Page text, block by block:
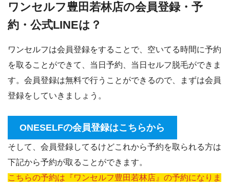
ワンセルフ豊田若林店の会員登録・予
約・公式LINEは？
ワンセルフは会員登録をすることで、空いてる時間に予約
を取ることができて、当日予約、当日セルフ脱毛ができま
す。会員登録は無料で行うことができるので、まずは会員
登録をしていきましょう。
ONESELFの会員登録はこちらから
そして、会員登録してるけどこれから予約を取られる方は
下記から予約が取ることができます。
こちらの予約は『ワンセルフ豊田若林店』の予約になりま